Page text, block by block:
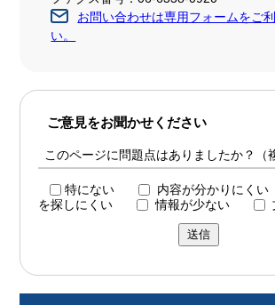
お問い合わせは専用フォームをご
い。
ご意見をお聞かせください
このページに問題点はありましたか？（
特にない 内容が分かりにくい
を探しにくい
情報が少ない
送信